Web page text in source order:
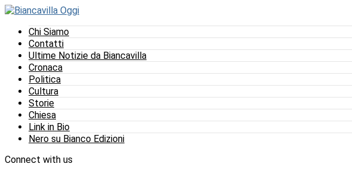
Chi Siamo
Contatti
Ultime Notizie da Biancavilla
Cronaca
Politica
Cultura
Storie
Chiesa
Link in Bio
Nero su Bianco Edizioni
Connect with us